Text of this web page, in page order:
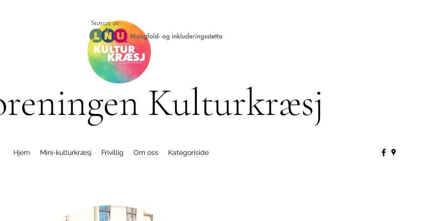
Kulturkræsj
Støttet av:
Hjem Mini-kulturkræsj Frivillig Om oss Kategoriside